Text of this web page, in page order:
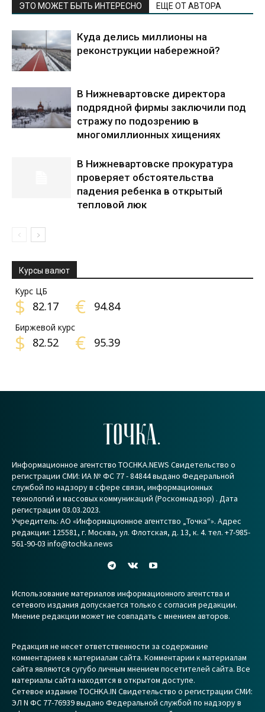
ЭТО МОЖЕТ БЫТЬ ИНТЕРЕСНО ЕЩЕ ОТ АВТОРА
Куда делись миллионы на
реконструкции набережной?
В Нижневартовске директора
подрядной фирмы заключили под
стражу по подозрению в
многомиллионных хищениях
В Нижневартовске прокуратура
проверяет обстоятельства
падения ребенка в открытый
тепловой люк
Курсы валют
Курс ЦБ
$ 82.17 € 94.84
Биржевой курс
$ 82.52 € 95.39
ТОЧКА.
Информационное агентство TOCHKA.NEWS Свидетельство о
регистрации СМИ: ИА № ФС 77 - 84844 выдано Федеральной
службой по надзору в сфере связи, информационных
технологий и массовых коммуникаций (Роскомнадзор) . Дата
регистрации 03.03.2023.
Учредитель: АО «Информационное агентство „Точка“». Адрес
редакции: 125581, г. Москва, ул. Флотская, д. 13, к. 4. тел. +7-985-
561-90-03 info@tochka.news
Использование материалов информационного агентства и
сетевого издания допускается только с согласия редакции.
Мнение редакции может не совпадать с мнением авторов.
Редакция не несет ответственности за содержание
комментариев к материалам сайта. Комментарии к материалам
сайта являются сугубо личным мнением посетителей сайта. Все
материалы сайта находятся в открытом доступе.
Сетевое издание TOCHKA.IN Свидетельство о регистрации СМИ:
ЭЛ N ФС 77-76939 выдано Федеральной службой по надзору в